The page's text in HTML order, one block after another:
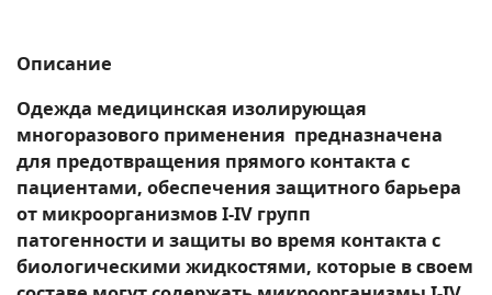
Описание
Одежда медицинская изолирующая
многоразового применения предназначена
для предотвращения прямого контакта с
пациентами, обеспечения защитного барьера
от микроорганизмов I-IV групп
патогенности и защиты во время контакта с
биологическими жидкостями, которые в своем